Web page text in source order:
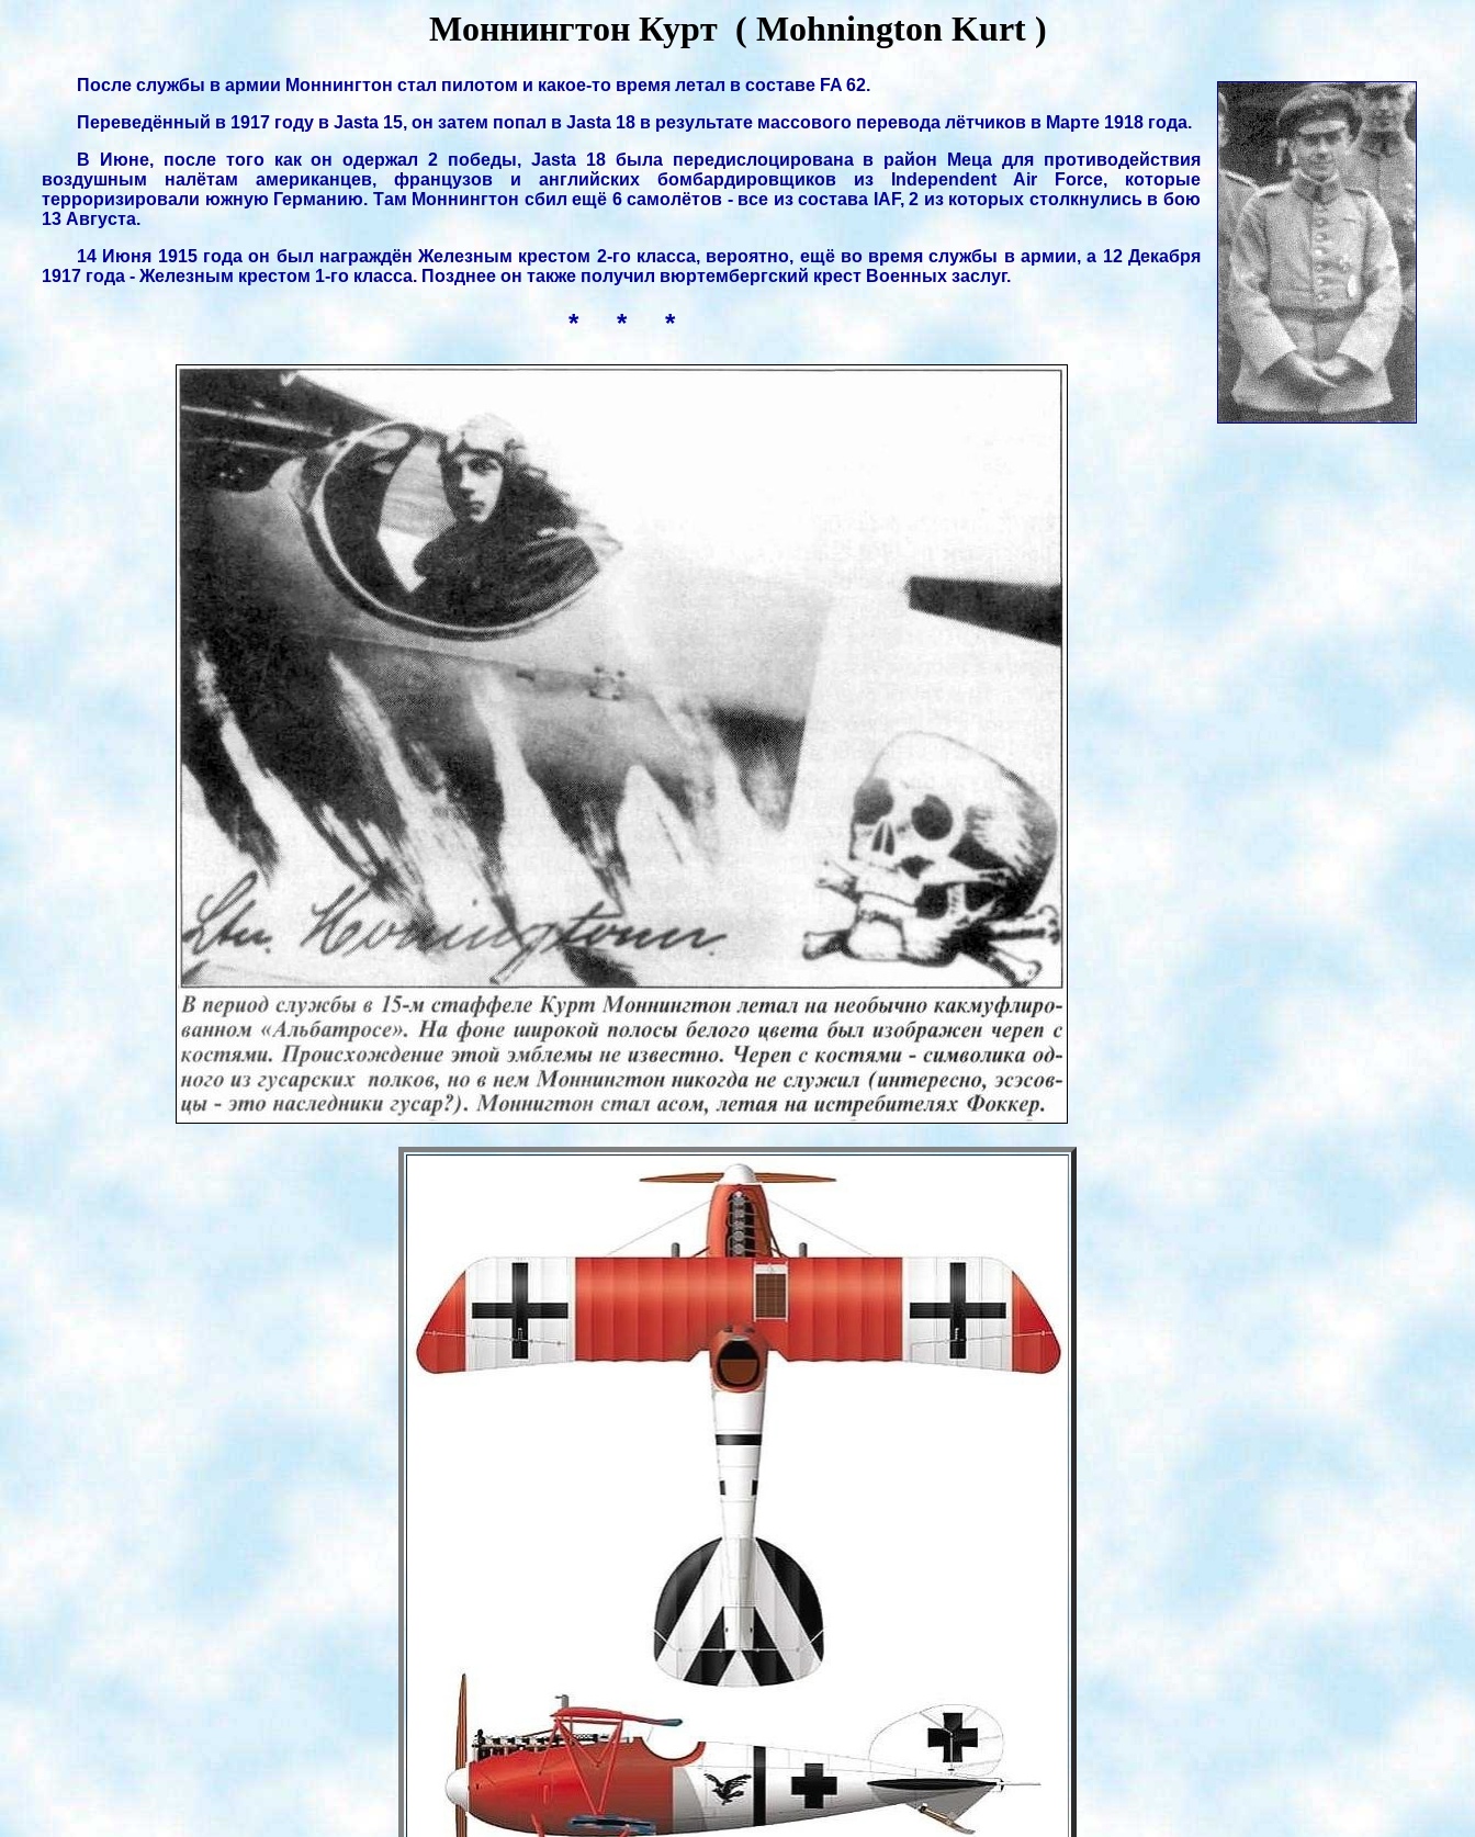
Моннингтон Курт ( Mohnington Kurt )
После службы в армии Моннингтон стал пилотом и какое-то время летал в составе FA 62.
Переведённый в 1917 году в Jasta 15, он затем попал в Jasta 18 в результате массового перевода лётчиков в Марте 1918 года.
В Июне, после того как он одержал 2 победы, Jasta 18 была передислоцирована в район Меца для противодействия
воздушным налётам американцев, французов и английских бомбардировщиков из Independent Air Force, которые
терроризировали южную Германию. Там Моннингтон сбил ещё 6 самолётов - все из состава IAF, 2 из которых столкнулись в бою
13 Августа.
14 Июня 1915 года он был награждён Железным крестом 2-го класса, вероятно, ещё во время службы в армии, а 12 Декабря
1917 года - Железным крестом 1-го класса. Позднее он также получил вюртембергский крест Военных заслуг.
* * *